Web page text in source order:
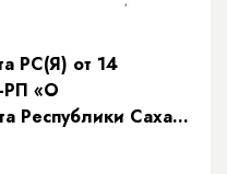
РС(Я) от 14
РП «О
Республики Саха